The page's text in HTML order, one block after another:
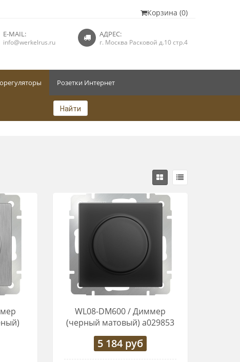
Корзина (0)
E-MAIL:
info@werkelrus.ru
АДРЕС:
г. Москва Расковой д.10 стр.4
Розетки Интернет
Найти
WL08-DM600 / Диммер
(черный матовый) a029853
5 184 руб